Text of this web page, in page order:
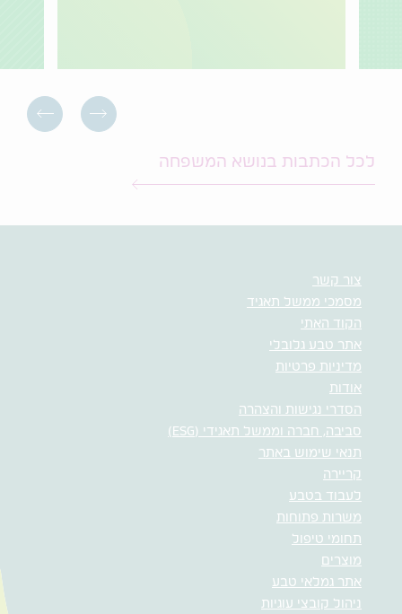
לכל הכתבות בנושא המשפחה
צור קשר
מסמכי ממשל תאגיד
הקוד האתי
אתר טבע גלובלי
מדיניות פרטיות
אודות
הסדרי נגישות והצהרה
סביבה, חברה וממשל תאגידי (ESG)
תנאי שימוש באתר
קריירה
לעבוד בטבע
משרות פתוחות
תחומי טיפול
מוצרים
אתר גמלאי טבע
ניהול קובצי עוגיות